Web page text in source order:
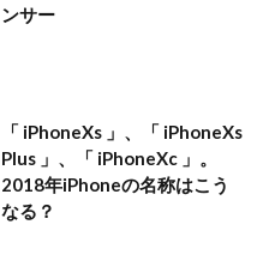
ンサー
「 iPhoneXs 」、「 iPhoneXs
Plus 」、「 iPhoneXc 」。
2018年iPhoneの名称はこう
なる？